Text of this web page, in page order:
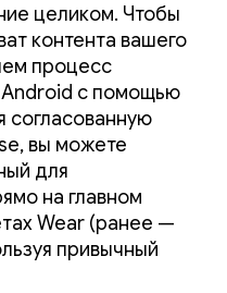
целиком. Чтобы
контента вашего
процесс
Android с помощью
согласованную
вы можете
для
на главном
Wear (ранее —
привычный